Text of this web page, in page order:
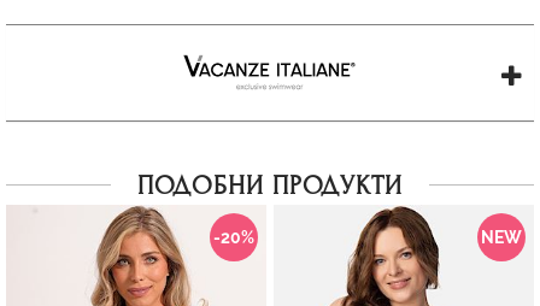
ПОДОБНИ ПРОДУКТИ
-20% NEW